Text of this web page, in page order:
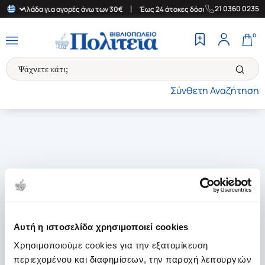
Αυτή η ιστοσελίδα χρησιμοποιεί cookies
Χρησιμοποιούμε cookies για την εξατομίκευση
περιεχομένου και διαφημίσεων, την παροχή λειτουργιών
Ελλάδα για αγορές άνω των 30€ Έως 24 άτοκες δόσεις |
21 0360 0235
Σύνθετη Αναζήτηση
0